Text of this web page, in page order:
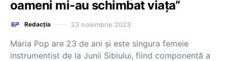
oameni mi-au schimbat viața”
Redacția 23 noiembrie 2023
Maria Pop are 23 de ani și este singura femeie
instrumentist de la Junii Sibiului, fiind componentă a